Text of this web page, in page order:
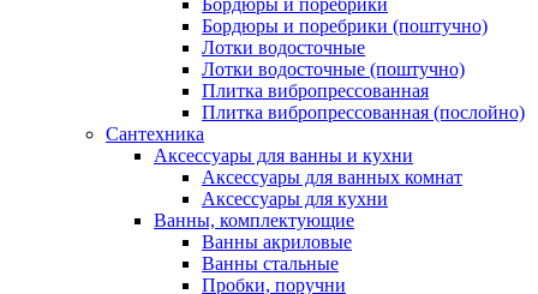
Бордюры и поребрики
Бордюры и поребрики (поштучно)
Лотки водосточные
Лотки водосточные (поштучно)
Плитка вибропрессованная
Плитка вибропрессованная (послойно)
Сантехника
Аксессуары для ванны и кухни
Аксессуары для ванных комнат
Аксессуары для кухни
Ванны, комплектующие
Ванны акриловые
Ванны стальные
Пробки, поручни